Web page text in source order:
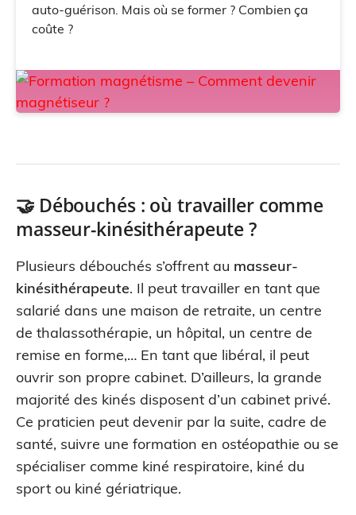
auto-guérison. Mais où se former ? Combien ça
coûte ?
🤝 Débouchés : où travailler comme
masseur-kinésithérapeute ?
Plusieurs débouchés s’offrent au masseur-
kinésithérapeute. Il peut travailler en tant que
salarié dans une maison de retraite, un centre
de thalassothérapie, un hôpital, un centre de
remise en forme,… En tant que libéral, il peut
ouvrir son propre cabinet. D’ailleurs, la grande
majorité des kinés disposent d’un cabinet privé.
Ce praticien peut devenir par la suite, cadre de
santé, suivre une formation en ostéopathie ou se
spécialiser comme kiné respiratoire, kiné du
sport ou kiné gériatrique.